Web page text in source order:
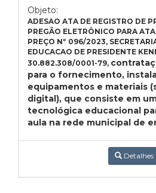
Objeto:
ADESAO ATA DE REGISTRO DE
PREGÃO ELETRÔNICO PARA
PREÇO Nº 096/2023,
EDUCACAO DE PRESIDENTE
30.882.308/0001-79,
para o fornecimento,
equipamentos e materiais
digital), que consiste em
tecnológica educacional
aula na rede municipal de
Detalhes